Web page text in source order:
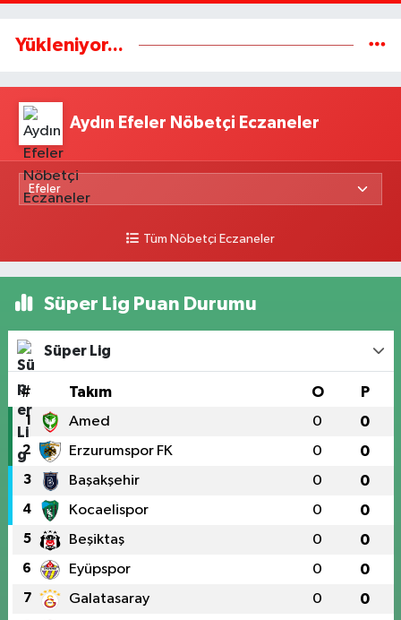
Yükleniyor...
Aydın Efeler Nöbetçi Eczaneler
Tüm Nöbetçi Eczaneler
Süper Lig Puan Durumu
Süper Lig
# Takım O P
1 Amed 0 0
2 Erzurumspor FK 0 0
3 Başakşehir 0 0
4 Kocaelispor 0 0
5 Beşiktaş 0 0
6 Eyüpspor 0 0
7 Galatasaray 0 0